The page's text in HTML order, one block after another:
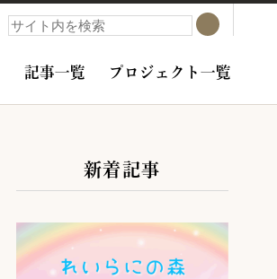
検索
検索
記事一覧 プロジェクト一覧
サブコンテンツ
新着記事
記事を読む